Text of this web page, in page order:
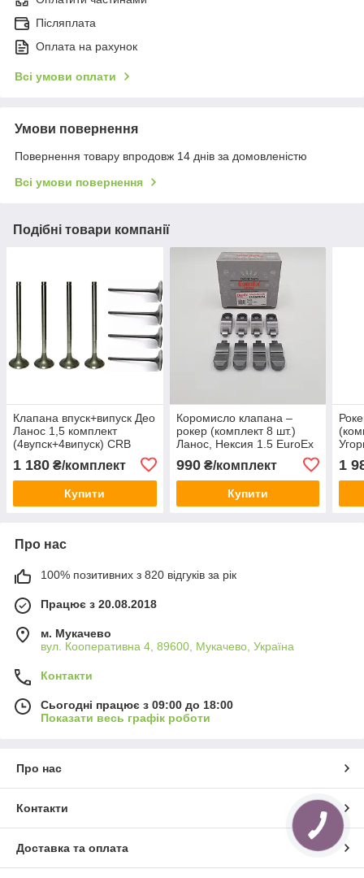
Післяплата
Оплата на рахунок
Всі умови оплати
Умови повернення
Повернення товару впродовж 14 днів за домовленістю
Всі умови повернення
Подібні товари компанії
Клапана впуск+випуск Део
Ланос 1,5 комплект
(4вупск+4випуск) CRB
1 180 ₴/комплект
Купити
Коромисло клапана –
рокер (комплект 8 шт.)
Ланос, Нексия 1.5 EuroEx
990₴/комплект
Купити
1
Про нас
100% позитивних з 820 відгуків за рік
Працює з 20.08.2018
м. Мукачево
вул. Кооперативна 4, 89600, Мукачево, Україна
Контакти
Сьогодні працює з 09:00 до 18:00
Показати весь графік роботи
Про нас
Контакти
Доставка та оплата